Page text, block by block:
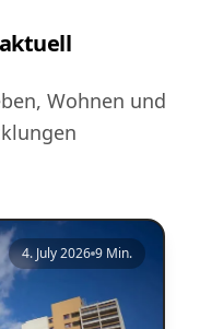
Wohnen und
4. July 2026 9 Min.